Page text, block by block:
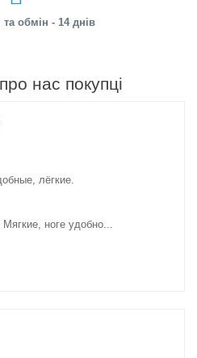
обмін - 14 днів
нас покупці
лёгкие.
ноге удобно...